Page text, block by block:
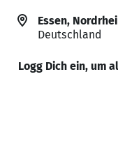
Essen,
Deutschland
Logg Dich ein, um